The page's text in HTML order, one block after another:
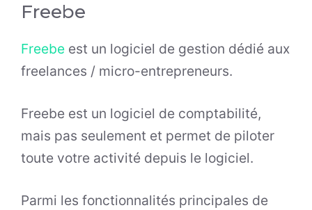
Freebe
Freebe est un logiciel de gestion dédié aux
freelances / micro-entrepreneurs.
Freebe est un logiciel de comptabilité,
mais pas seulement et permet de piloter
toute votre activité depuis le logiciel.
Parmi les fonctionnalités principales de